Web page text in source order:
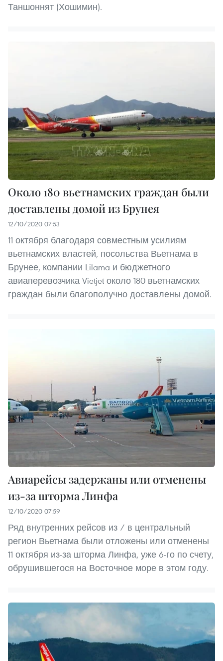
Таншоннят (Хошимин).
Около 180 вьетнамских граждан были
доставлены домой из Брунея
12/10/2020 07:53
11 октября благодаря совместным усилиям
вьетнамских властей, посольства Вьетнама в
Брунее, компании Lilama и бюджетного
авиаперевозчика Vietjet около 180 вьетнамских
граждан были благополучно доставлены домой.
Авиарейсы задержаны или отменены
из-за шторма Линфа
12/10/2020 07:59
Ряд внутренних рейсов из / в центральный
регион Вьетнама были отложены или отменены
11 октября из-за шторма Линфа, уже 6-го по счету,
обрушившегося на Восточное море в этом году.